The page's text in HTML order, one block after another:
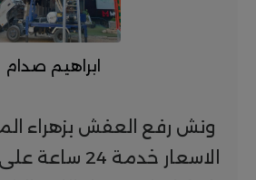
ابراهيم صدام
ونش رفع العفش بزهراء
الاسعار خدمة